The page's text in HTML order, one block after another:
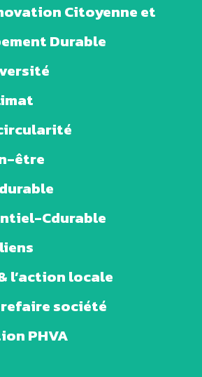
Citoyenne et
Durable
être
Cdurable
l’action locale
société
PHVA